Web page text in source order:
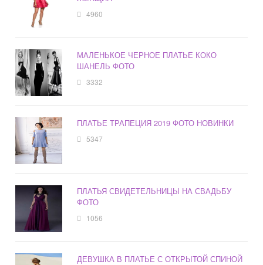
4960
МАЛЕНЬКОЕ ЧЕРНОЕ ПЛАТЬЕ КОКО
ШАНЕЛЬ ФОТО
3332
ПЛАТЬЕ ТРАПЕЦИЯ 2019 ФОТО НОВИНКИ
5347
ПЛАТЬЯ СВИДЕТЕЛЬНИЦЫ НА СВАДЬБУ
ФОТО
1056
ДЕВУШКА В ПЛАТЬЕ С ОТКРЫТОЙ СПИНОЙ